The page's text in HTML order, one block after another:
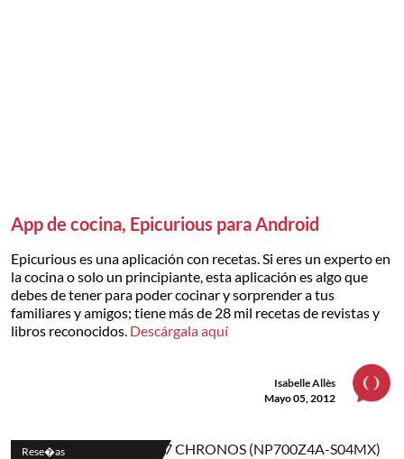
App de cocina, Epicurious para Android
Epicurious es una aplicación con recetas. Si eres un experto en
la cocina o solo un principiante, esta aplicación es algo que
debes de tener para poder cocinar y sorprender a tus
familiares y amigos; tiene más de 28 mil recetas de revistas y
libros reconocidos. Descárgala aquí
Isabelle Allès
Mayo 05, 2012
Rese�as